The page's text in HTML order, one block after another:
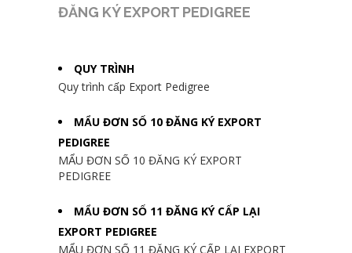
ĐĂNG KÝ EXPORT PEDIGREE
QUY TRÌNH
Quy trình cấp Export Pedigree
MẨU ĐƠN SỐ 10 ĐĂNG KÝ EXPORT
PEDIGREE
MẨU ĐƠN SỐ 10 ĐĂNG KÝ EXPORT
PEDIGREE
MẨU ĐƠN SỐ 11 ĐĂNG KÝ CẤP LẠI
EXPORT PEDIGREE
MẨU ĐƠN SỐ 11 ĐĂNG KÝ CẤP LẠI EXPORT